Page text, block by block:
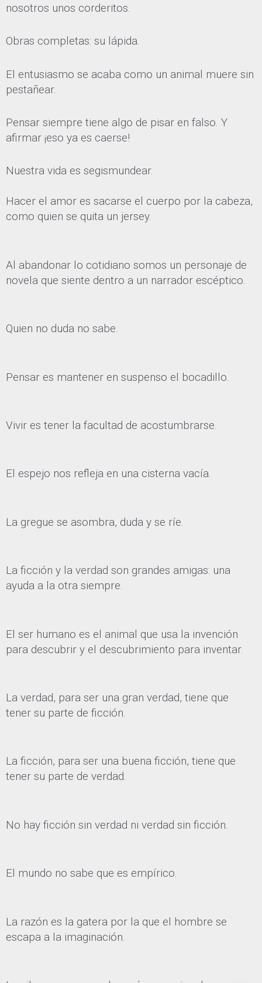
nosotros unos corderitos.
Obras completas: su lápida.
El entusiasmo se acaba como un animal muere sin
pestañear.
Pensar siempre tiene algo de pisar en falso. Y
afirmar ¡eso ya es caerse!
Nuestra vida es segismundear.
Hacer el amor es sacarse el cuerpo por la cabeza,
como quien se quita un jersey.
Al abandonar lo cotidiano somos un personaje de
novela que siente dentro a un narrador escéptico.
Quien no duda no sabe.
Pensar es mantener en suspenso el bocadillo.
Vivir es tener la facultad de acostumbrarse.
El espejo nos refleja en una cisterna vacía.
La gregue se asombra, duda y se ríe.
La ficción y la verdad son grandes amigas: una
ayuda a la otra siempre.
El ser humano es el animal que usa la invención
para descubrir y el descubrimiento para inventar.
La verdad, para ser una gran verdad, tiene que
tener su parte de ficción.
La ficción, para ser una buena ficción, tiene que
tener su parte de verdad.
No hay ficción sin verdad ni verdad sin ficción.
El mundo no sabe que es empírico.
La razón es la gatera por la que el hombre se
escapa a la imaginación.